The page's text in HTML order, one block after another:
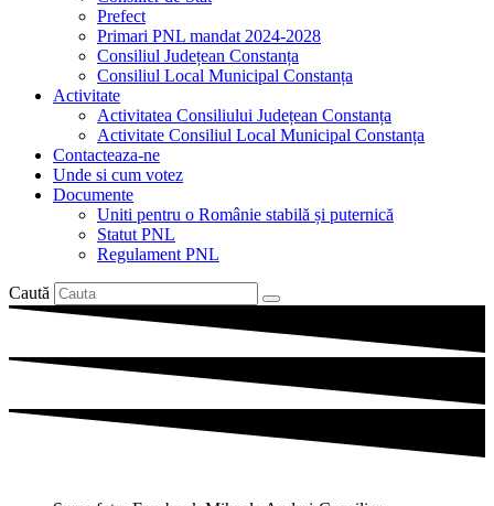
Prefect
Primari PNL mandat 2024-2028
Consiliul Județean Constanța
Consiliul Local Municipal Constanța
Activitate
Activitatea Consiliului Județean Constanța
Activitate Consiliul Local Municipal Constanța
Contacteaza-ne
Unde si cum votez
Documente
Uniti pentru o Românie stabilă și puternică
Statut PNL
Regulament PNL
Caută